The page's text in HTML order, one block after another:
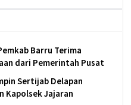
Barru Terima
dari Pemerintah Pusat
Sertijab Delapan
Kapolsek Jajaran